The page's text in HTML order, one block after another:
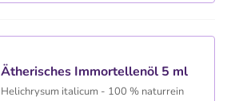
Ätherisches Immortellenöl 5 ml
Helichrysum italicum - 100 % naturrein